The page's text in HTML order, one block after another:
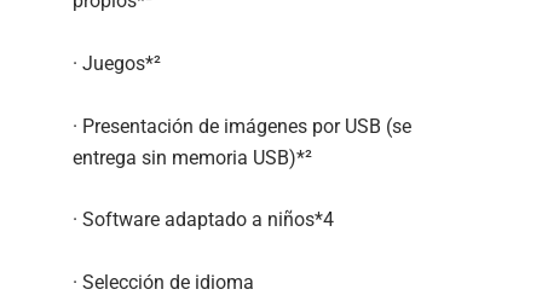
· Juegos*²
· Presentación de imágenes por USB (se
entrega sin memoria USB)*²
· Software adaptado a niños*4
· Selección de idioma